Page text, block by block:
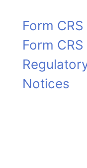
Form
Form
Notices